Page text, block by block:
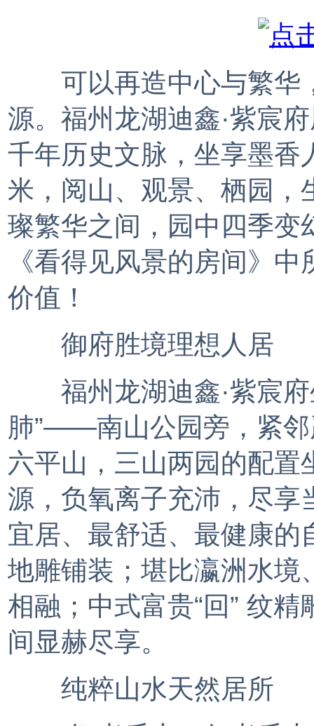
可以再造中心与繁华
源。福州龙湖迪鑫·紫宸
千年历史文脉，坐享墨香
米，阅山、观景、栖园，
璨繁华之间，园中四季变
《看得见风景的房间》
价值！
御府胜境理想人居
福州龙湖迪鑫·紫宸府
肺”——南山公园旁，紧邻
六平山，三山两园的配
源，负氧离子充沛，尽享
宜居、最舒适、最健康
地雕铺装；堪比瀛洲水境
相融；中式富贵“回” 纹
间显赫尽享。
纯粹山水天然居所